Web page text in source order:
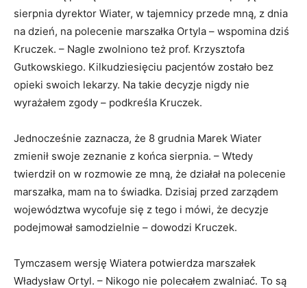
sierpnia dyrektor Wiater, w tajemnicy przede mną, z dnia
na dzień, na polecenie marszałka Ortyla – wspomina dziś
Kruczek. – Nagle zwolniono też prof. Krzysztofa
Gutkowskiego. Kilkudziesięciu pacjentów zostało bez
opieki swoich lekarzy. Na takie decyzje nigdy nie
wyrażałem zgody – podkreśla Kruczek.
Jednocześnie zaznacza, że 8 grudnia Marek Wiater
zmienił swoje zeznanie z końca sierpnia. – Wtedy
twierdził on w rozmowie ze mną, że działał na polecenie
marszałka, mam na to świadka. Dzisiaj przed zarządem
województwa wycofuje się z tego i mówi, że decyzje
podejmował samodzielnie – dowodzi Kruczek.
Tymczasem wersję Wiatera potwierdza marszałek
Władysław Ortyl. – Nikogo nie polecałem zwalniać. To są